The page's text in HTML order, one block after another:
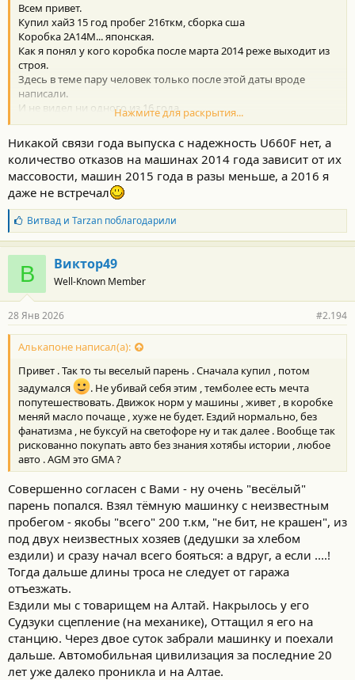
Всем привет.
Купил хай3 15 год пробег 216ткм, сборка сша
Коробка 2А14М... японская.
Как я понял у кого коробка после марта 2014 реже выходит из
строя.
Здесь в теме пару человек только после этой даты вроде
написали.
И не видел ни одного из 16 года.
Купил авто чтобы ездить на дальняк в путешествия и честно
говоря в ахере от рисков теперь.
Движок видите ли какой-то капризный топать нельзя, коробка
вообще отрыгнуть при пробеге около 150+ должна.
Получается ель и дрожи вдруг чего будет отпуск накрывается
тазом.
Планировал поездить на нем до 250-300 лет 5-7 и продать.
А сейчас сижу и думаю ну на какой нахер Алтай я на нем теперь
поеду если такой пробег для АКПП пограничный чтобы что, в
горах без связи в 100км от связи встать без коробки((( да ещё в
3тыскм от дома с детьми.
Ещё и мот на прицепе хотел возить.
В коробке масло было светлое не чёрное.
Понял что надо часто менять его.
Брал в салоне и историю не знаю, но по автотеке и состоянию
пробег на реальный по ряду фактов намекается.
Судя по цвету масла в АКПП за авто следили хоть как-то.
Только не понятно была она в ремонте и масло после него
залито светлое по виду или это ТО делали.
По поведению АКПП в идеале.
Как вариант только если отдавать сейчас пока все ок на
переборку и усиление посадочного места этого подшипника и
При такой фигне вообще надо было на коллективный иск
скидываться и всем по новой коробке требовать.
Сижу теперь на нервах 2 недели и не знаю что делать.
Проще поменять на вечный Паджеро 4 с смешными
проблемами в виде ржавого бака
Нажмите для раскрытия...
Никакой связи года выпуска с надежность U660F нет, а
количество отказов на машинах 2014 года зависит от их
массовости, машин 2015 года в разы меньше, а 2016 я
даже не встречал
Б
л
а
г
о
д
а
н
о
с
и
:
Витвади Tarzanпоблагодарили
В Виктор49
Well-Known Member
28 Янв 2026 #2.194
Алькапоне написал(а):
Привет . Так то ты веселый парень . Сначала купил , потом
задумался
. Не убивай себя этим , темболее есть мечта
попутешествовать. Движок норм у машины , живет , в коробке
меняй масло почаще , хуже не будет. Ездий нормально, без
фанатизма , не буксуй на светофоре ну и так далее . Вообще так
рискованно покупать авто без знания хотябы истории , любое
авто . АGМ это GМА ?
Совершенно согласен с Вами - ну очень "весёлый"
парень попался. Взял тёмную машинку с неизвестным
пробегом - якобы "всего" 200 т.км, "не бит, не крашен", из
под двух неизвестных хозяев (дедушки за хлебом
ездили) и сразу начал всего бояться: а вдруг, а если ....!
Тогда дальше длины троса не следует от гаража
отъезжать.
Ездили мы с товарищем на Алтай. Накрылось у его
Судзуки сцепление (на механике), Оттащил я его на
станцию. Через двое суток забрали машинку и поехали
дальше. Автомобильная цивилизация за последние 20
лет уже далеко проникла и на Алтае.